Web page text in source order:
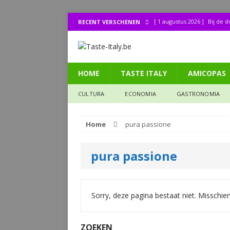
RECENT VERSCHENEN [ 1 augustus 2026 ] Bij de
[ 30 juli 2026 ] Lombo
[ 27 juli 2026 ] Legendes
HOME TASTE ITALY AMICOPAS
CULTURA ECONOMIA GASTRONOMIA
Home pura passione
pura passione
Sorry, deze pagina bestaat niet.
ZOEKEN